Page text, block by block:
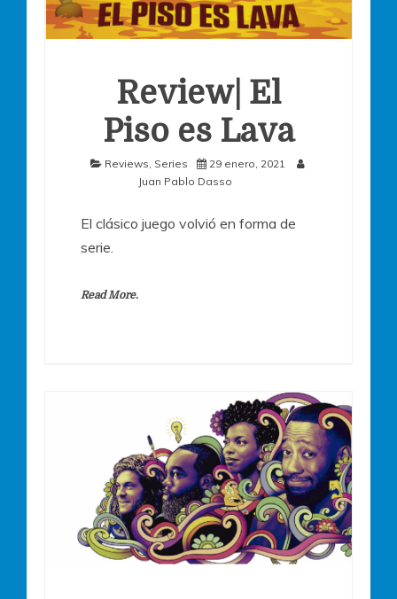
Review| El
Piso es Lava
Reviews, Series
29 enero, 2021
Juan Pablo Dasso
El clásico juego volvió en forma de
serie.
Read More.